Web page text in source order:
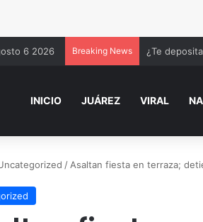
6 2026 Breaking News ¿Te
INICIO JUÁREZ VIRAL
/ Asaltan fiesta en terraza;